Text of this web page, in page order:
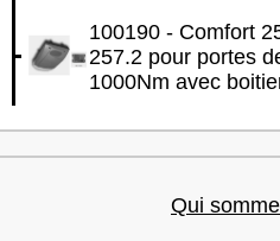
100190 - Comfort
257.2 pour portes
1000Nm avec
Qui